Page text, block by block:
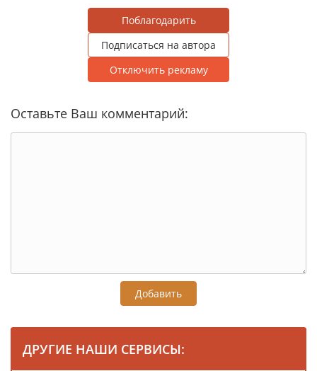
Поблагодарить
Подписаться на автора
Отключить рекламу
Оставьте Ваш комментарий:
Добавить
ДРУГИЕ НАШИ СЕРВИСЫ: